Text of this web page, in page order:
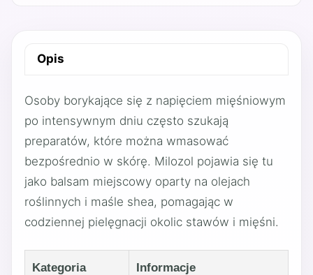
Opis
Osoby borykające się z napięciem mięśniowym
po intensywnym dniu często szukają
preparatów, które można wmasować
bezpośrednio w skórę. Milozol pojawia się tu
jako balsam miejscowy oparty na olejach
roślinnych i maśle shea, pomagając w
codziennej pielęgnacji okolic stawów i mięśni.
Kategoria Informacje